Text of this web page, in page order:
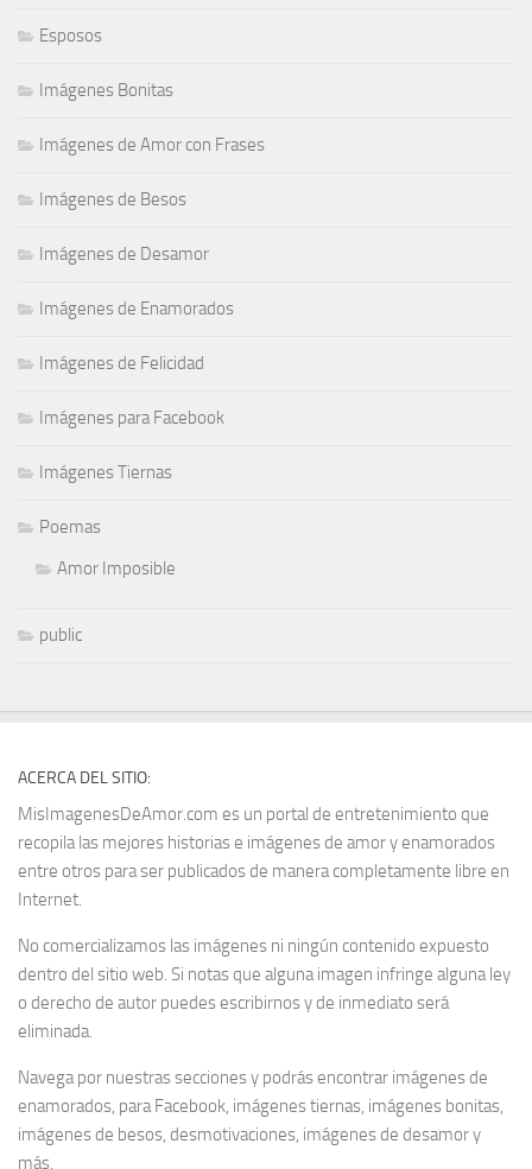
Esposos
Imágenes Bonitas
Imágenes de Amor con Frases
Imágenes de Besos
Imágenes de Desamor
Imágenes de Enamorados
Imágenes de Felicidad
Imágenes para Facebook
Imágenes Tiernas
Poemas
Amor Imposible
public
ACERCA DEL SITIO:
MisImagenesDeAmor.com es un portal de entretenimiento que
recopila las mejores historias e imágenes de amor y enamorados
entre otros para ser publicados de manera completamente libre en
Internet.
No comercializamos las imágenes ni ningún contenido expuesto
dentro del sitio web. Si notas que alguna imagen infringe alguna ley
o derecho de autor puedes escribirnos y de inmediato será
eliminada.
Navega por nuestras secciones y podrás encontrar imágenes de
enamorados, para Facebook, imágenes tiernas, imágenes bonitas,
imágenes de besos, desmotivaciones, imágenes de desamor y
más.